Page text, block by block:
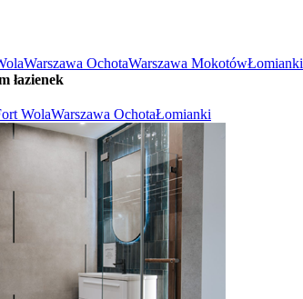
Warszawa OchotaWarszawa MokotówŁomianki
łazienek
WolaWarszawa OchotaŁomianki